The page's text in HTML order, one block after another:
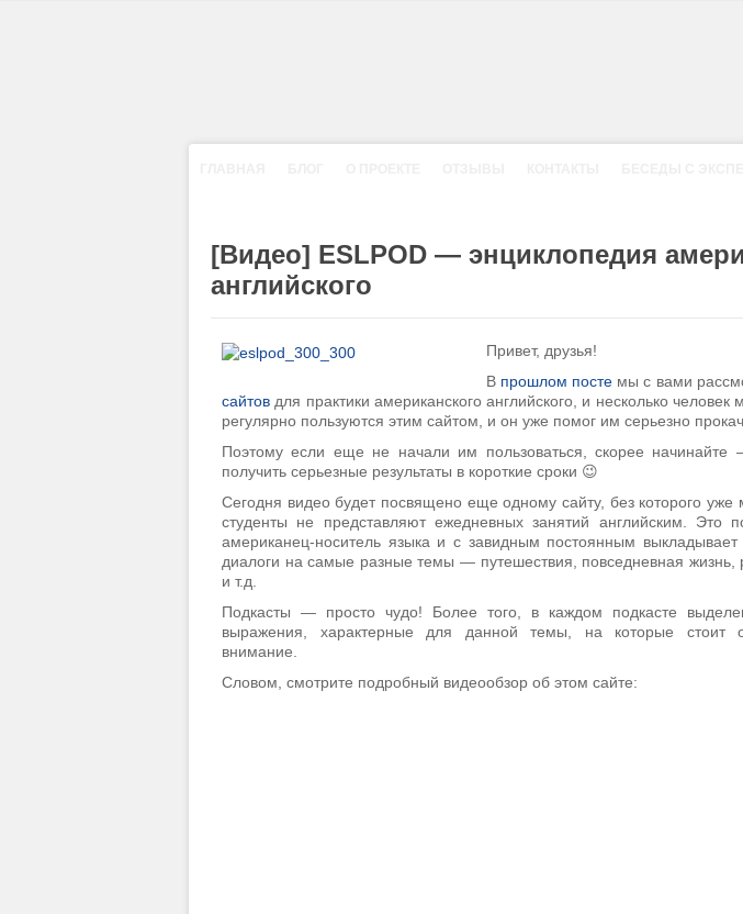
[Видео] ESLPOD — энциклопедия
английского
Привет, друзья!
В прошлом посте мы с вами
сайтов для практики американского английского, и несколько человек
регулярно пользуются этим сайтом, и он уже помог им серьезно
Поэтому если еще не начали им пользоваться, скорее
получить серьезные результаты в короткие сроки 😉
Сегодня видео будет посвящено еще одному сайту, без которого
студенты не представляют ежедневных занятий английским. Это
американец-носитель языка и с завидным постоянным выкладывает
диалоги на самые разные темы — путешествия, повседневная жизнь,
и т.д.
Подкасты — просто чудо! Более того, в каждом подкасте
выражения, характерные для данной темы, на которые стоит
внимание.
Словом, смотрите подробный видеообзор об этом сайте: